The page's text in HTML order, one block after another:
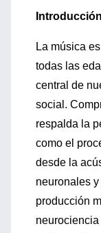
Introducción
La música
todas las
central de
social.
respalda la
como el
desde la
neuronales
producción